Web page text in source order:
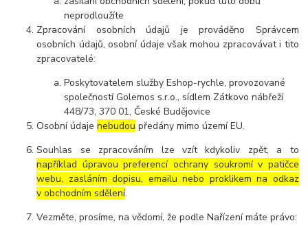
neprodloužíte
Zpracování osobních údajů je prováděno Správcem
osobních údajů, osobní údaje však mohou zpracovávat i tito
zpracovatelé:
Poskytovatelem služby Eshop-rychle, provozované
společností Golemos s.r.o., sídlem Zátkovo nábřeží
448/73, 370 01, České Budějovice
Osobní údajenebudou předány mimo území EU.
Souhlas se zpracováním lze vzít kdykoliv zpět, a to
například úpravou preferencí ochrany soukromí v patičce
webu, zasláním dopisu, emailu nebo proklikem na odkaz
v obchodním sdělení.
Vezměte, prosíme, na vědomí, že podle Nařízení máte právo: